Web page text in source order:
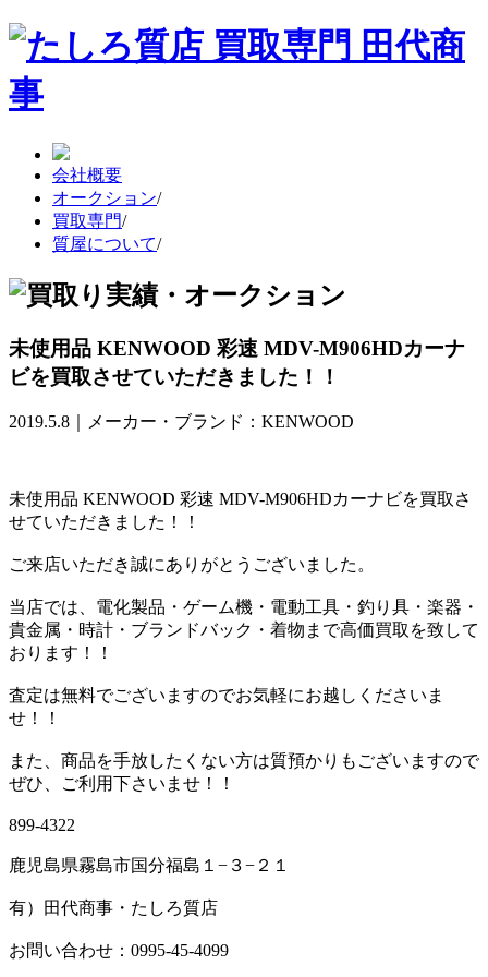
会社概要
オークション/
買取専門/
質屋について/
未使用品 KENWOOD 彩速 MDV-M906HDカーナ
ビを買取させていただきました！！
2019.5.8｜メーカー・ブランド：KENWOOD
未使用品 KENWOOD 彩速 MDV-M906HDカーナビを買取さ
せていただきました！！
ご来店いただき誠にありがとうございました。
当店では、電化製品・ゲーム機・電動工具・釣り具・楽器・
貴金属・時計・ブランドバック・着物まで高価買取を致して
おります！！
査定は無料でございますのでお気軽にお越しくださいま
せ！！
また、商品を手放したくない方は質預かりもございますので
ぜひ、ご利用下さいませ！！
899-4322
鹿児島県霧島市国分福島１−３−２１
有）田代商事・たしろ質店
お問い合わせ：0995-45-4099